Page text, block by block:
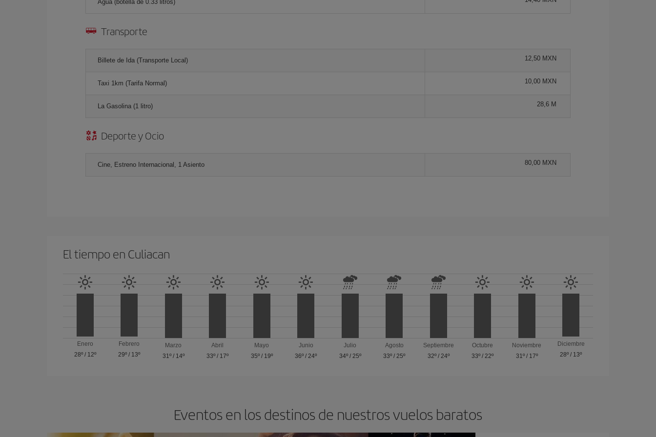
Agua (botella de 0.33 litros)
Transporte
Billete de Ida (Transporte Local) 12,50 MXN
Taxi 1km (Tarifa Normal) 10,00 MXN
La Gasolina (1 litro) 28,6 M
Deporte y Ocio
Cine, Estreno Internacional, 1 Asiento 80,00 MXN
El tiempo en Culiacan
Enero
28º/ 12º
Febrero
29º / 13º
Marzo
31º/ 14º
Abril
33º / 17º
Mayo
35º/ 19º
Junio
36º / 24º
Julio
34º/ 25º
Agosto
33º / 25º
Septiembre
32º/ 24º
Octubre
33º / 22º
Noviembre
31º/ 17º
Diciembre
28º / 13º
Eventos en los destinos de nuestros vuelos baratos